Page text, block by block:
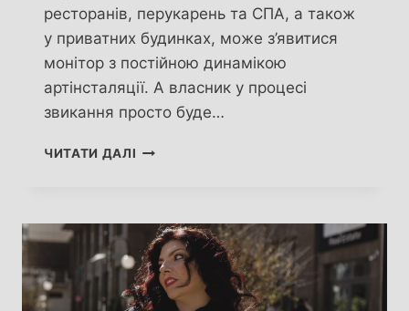
ресторанів, перукарень та СПА, а також
у приватних будинках, може з’явитися
монітор з постійною динамікою
артінсталяції. А власник у процесі
звикання просто буде…
ЧИТАТИ ДАЛІ АРТНЕЙРОЛІФТИНГ